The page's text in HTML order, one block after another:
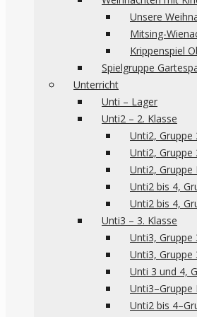
Unsere
Mitsing-
Krippenspiel
Spielgruppe
Unterricht
Unti – Lager
Unti2 – 2. Klasse
Unti2, Gruppe
Unti2, Gruppe
Unti2, Gruppe
Unti2 bis 4,
Unti2
Unti3 – 3. Klasse
Unti3, Gruppe
Unti3, Gruppe
Unti 3 und 4,
Unti3–Gruppe
Unti2 bis